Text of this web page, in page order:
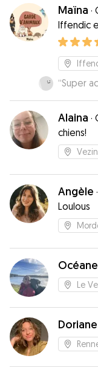
Maïna ·
“Super
Alaina ·
chiens!
Angèle ·
Loulous
Océane
Le
Doriane